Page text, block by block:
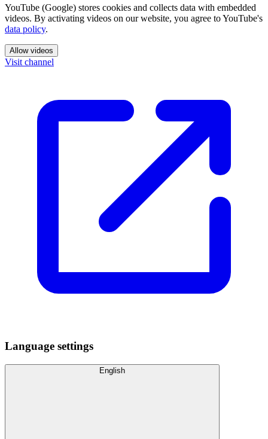
YouTube (Google) stores cookies and collects data with embedded
videos. By activating videos on our website, you agree to YouTube's
data policy.
Allow videos
Visit channel
Language settings
English